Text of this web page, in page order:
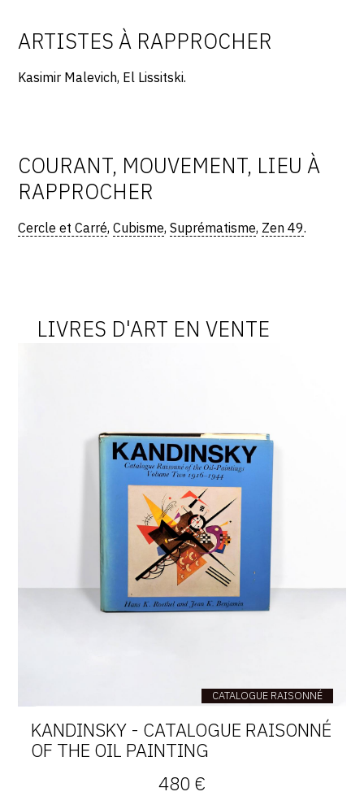
ARTISTES À RAPPROCHER
Kasimir Malevich, El Lissitski.
COURANT, MOUVEMENT, LIEU À
RAPPROCHER
Cercle et Carré,Cubisme,Suprématisme, Zen 49.
LIVRES D'ART EN VENTE
CATALOGUE RAISONNÉ
KANDINSKY - CATALOGUE RAISONNÉ
OF THE OIL PAINTING
480 €